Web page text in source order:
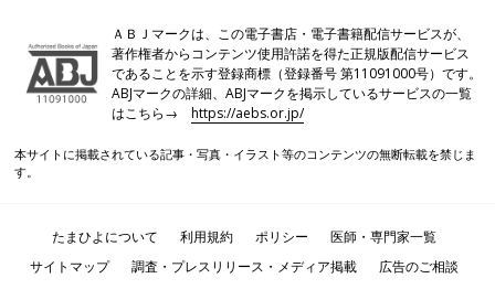
ＡＢＪマークは、この電子書店・電子書籍配信サービスが、
著作権者からコンテンツ使用許諾を得た正規版配信サービス
であることを示す登録商標（登録番号 第11091000号）です。
ABJマークの詳細、ABJマークを掲示しているサービスの一覧
はこちら→https://aebs.or.jp/
本サイトに掲載されている記事・写真・イラスト等のコンテンツの無断転載を禁じま
す。
たまひよについて 利用規約 ポリシー
医師・専門家一覧
サイトマップ
調査・プレスリリース・メディア掲載
広告のご相談